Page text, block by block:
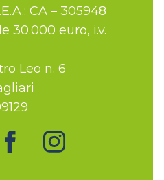
CA – 305948
30.000 euro, i.v.
Leo n. 6